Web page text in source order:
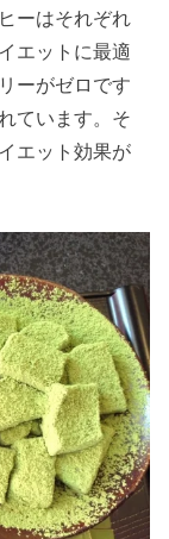
ーはそれぞれ
エットに最適
ーがゼロです
ています。そ
エット効果が